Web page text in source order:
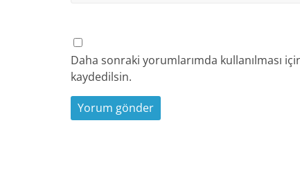
Daha sonraki yorumlarımda kullanılması
kaydedilsin.